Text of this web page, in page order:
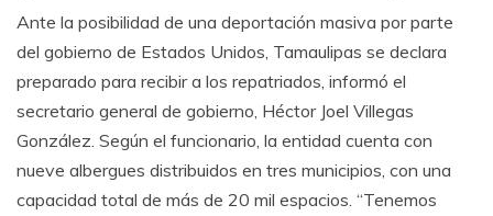
Ante la posibilidad de una deportación masiva por parte
del gobierno de Estados Unidos, Tamaulipas se declara
preparado para recibir a los repatriados, informó el
secretario general de gobierno, Héctor Joel Villegas
González. Según el funcionario, la entidad cuenta con
nueve albergues distribuidos en tres municipios, con una
capacidad total de más de 20 mil espacios. “Tenemos